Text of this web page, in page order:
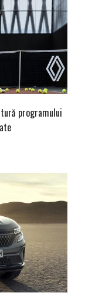
programului